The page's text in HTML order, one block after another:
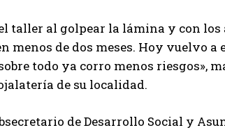
taller al golpear la lámina y con los
menos de dos meses. Hoy vuelvo
todo ya corro menos riesgos»,
de su localidad.
de Desarrollo Social y